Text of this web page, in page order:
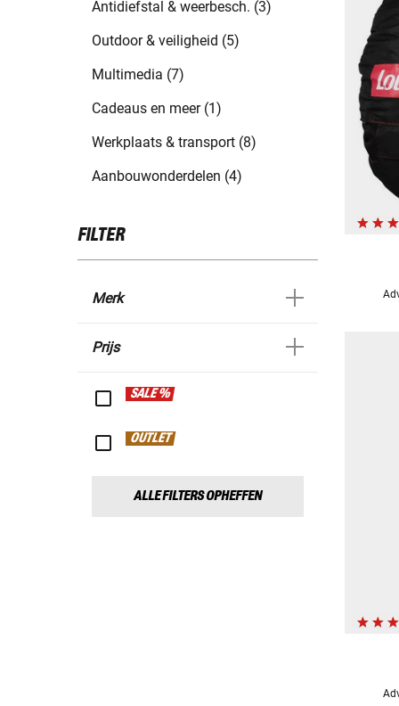
Antidiefstal & weerbesch. (3)
Outdoor & veiligheid (5)
Multimedia (7)
Cadeaus en meer (1)
Werkplaats & transport (8)
Aanbouwonderdelen (4)
FILTER
Merk
Prijs
SALE %
OUTLET
ALLE FILTERS OPHEFFEN